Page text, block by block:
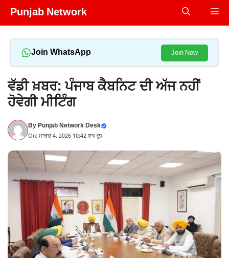
Skip
Punjab Network
Join WhatsApp Join Now
ਵੱਡੀ ਖ਼ਬਰ: ਪੰਜਾਬ ਕੈਬਨਿਟ ਦੀ ਅੱਜ ਨਹੀਂ
ਹੋਵੇਗੀ ਮੀਟਿੰਗ
ByPunjab Network Desk
On: ਮਾਰਚ 4, 2026 10:42 ਬਾਃ ਦੁਃ